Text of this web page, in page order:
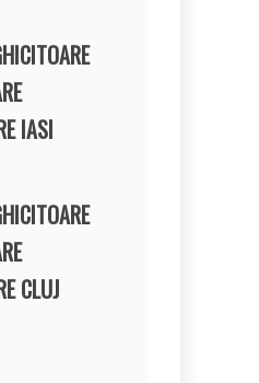
IASI
CLUJ